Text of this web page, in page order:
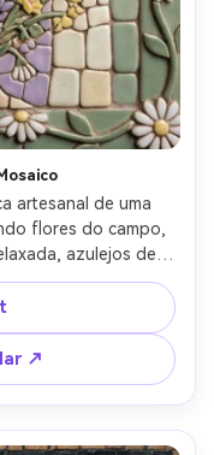
artesanal de uma
flores do campo,
azulejos de
fosco, paleta verde-
borda de vinhas e
em azulejos
detalhadas,
lente 85mm,
--ar 4:5
↗
com
→